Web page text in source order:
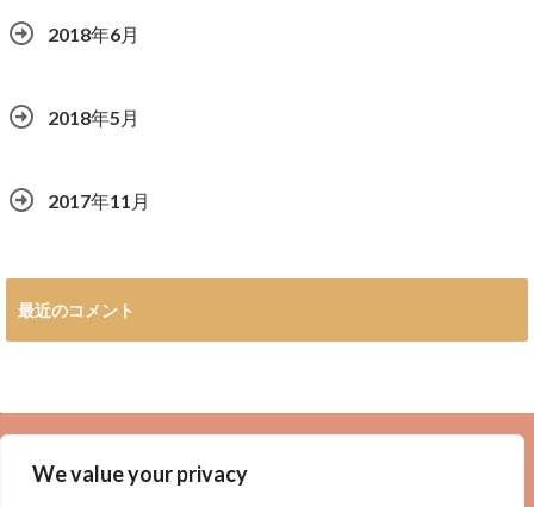
We value your privacy
2018年6月
2018年5月
2017年11月
最近のコメント